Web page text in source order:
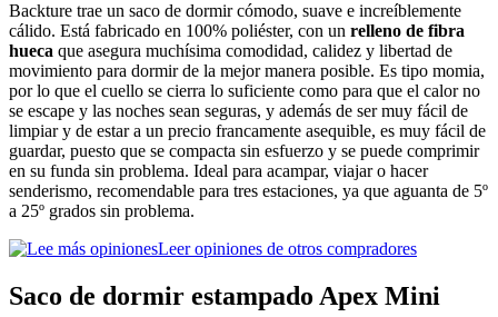
Backture trae un saco de dormir cómodo, suave e increíblemente
cálido. Está fabricado en 100% poliéster, con un relleno de fibra
hueca que asegura muchísima comodidad, calidez y libertad de
movimiento para dormir de la mejor manera posible. Es tipo momia,
por lo que el cuello se cierra lo suficiente como para que el calor no
se escape y las noches sean seguras, y además de ser muy fácil de
limpiar y de estar a un precio francamente asequible, es muy fácil de
guardar, puesto que se compacta sin esfuerzo y se puede comprimir
en su funda sin problema. Ideal para acampar, viajar o hacer
senderismo, recomendable para tres estaciones, ya que aguanta de 5º
a 25º grados sin problema.
Leer opiniones de otros compradores
Saco de dormir estampado Apex Mini